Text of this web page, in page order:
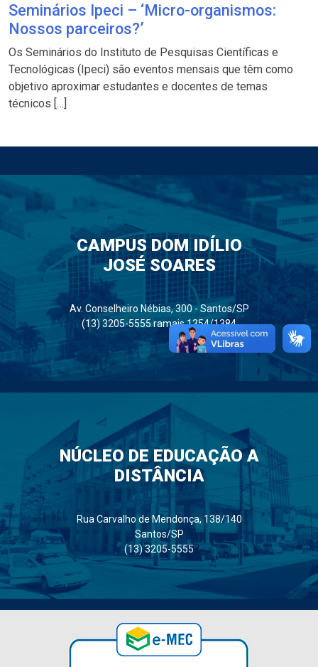
Seminários Ipeci – ‘Micro-organismos:
Nossos parceiros?’
Os Seminários do Instituto de Pesquisas Científicas e
Tecnológicas (Ipeci) são eventos mensais que têm como
objetivo aproximar estudantes e docentes de temas
técnicos […]
CAMPUS DOM IDÍLIO
JOSÉ SOARES
Av. Conselheiro Nébias, 300 - Santos/SP
(13) 3205-5555 ramais 1354/1384
NÚCLEO DE EDUCAÇÃO A
DISTÂNCIA
Rua Carvalho de Mendonça, 138/140
Santos/SP
(13) 3205-5555